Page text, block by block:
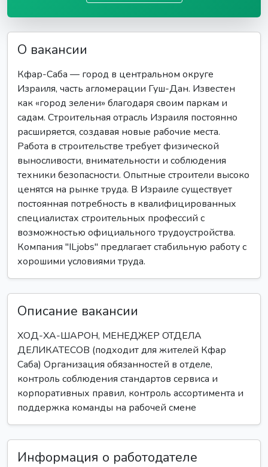
О вакансии
Кфар-Саба — город в центральном округе
Израиля, часть агломерации Гуш-Дан. Известен
как «город зелени» благодаря своим паркам и
садам. Строительная отрасль Израиля постоянно
расширяется, создавая новые рабочие места.
Работа в строительстве требует физической
выносливости, внимательности и соблюдения
техники безопасности. Опытные строители высоко
ценятся на рынке труда. В Израиле существует
постоянная потребность в квалифицированных
специалистах строительных профессий с
возможностью официального трудоустройства.
Компания "ILjobs" предлагает стабильную работу с
хорошими условиями труда.
Описание вакансии
ХОД-ХА-ШАРОН, МЕНЕДЖЕР ОТДЕЛА
ДЕЛИКАТЕСОВ (подходит для жителей Кфар
Саба) Организация обязанностей в отделе,
контроль соблюдения стандартов сервиса и
корпоративных правил, контроль ассортимента и
поддержка команды на рабочей смене
Информация о работодателе